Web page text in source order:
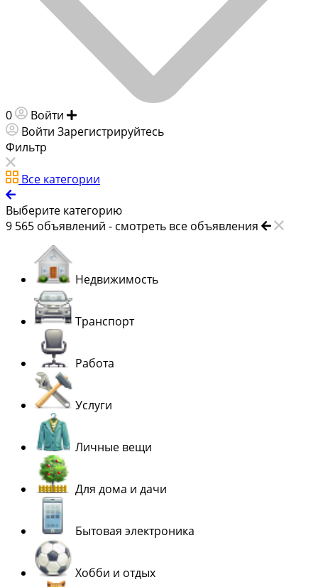
0 Войти
Войти Зарегистрируйтесь
Фильтр
Все категории
Выберите категорию
9 565 объявлений - смотреть все объявления
Недвижимость
Транспорт
Работа
Услуги
Личные вещи
Для дома и дачи
Бытовая электроника
Хобби и отдых